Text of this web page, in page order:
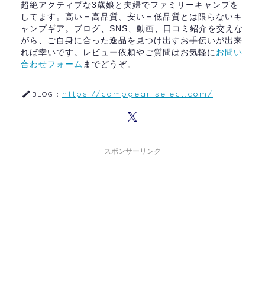
超絶アクティブな3歳娘と夫婦でファミリーキャンプを
してます。高い＝高品質、安い＝低品質とは限らないキ
ャンプギア。ブログ、SNS、動画、口コミ紹介を交えな
がら、ご自身に合った逸品を見つけ出すお手伝いが出来
れば幸いです。レビュー依頼やご質問はお気軽に お問い
合わせフォーム までどうぞ。
BLOG： https://campgear-select.com/
スポンサーリンク